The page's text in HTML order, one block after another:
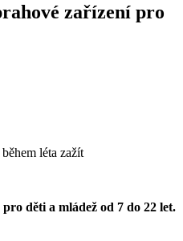
zařízení pro
léta zažít
děti a mládež od 7 do 22 let.